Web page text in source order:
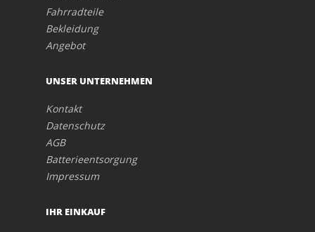
Fahrradteile
Bekleidung
Angebot
UNSER UNTERNEHMEN
Kontakt
Datenschutz
AGB
Batterieentsorgung
Impressum
IHR EINKAUF